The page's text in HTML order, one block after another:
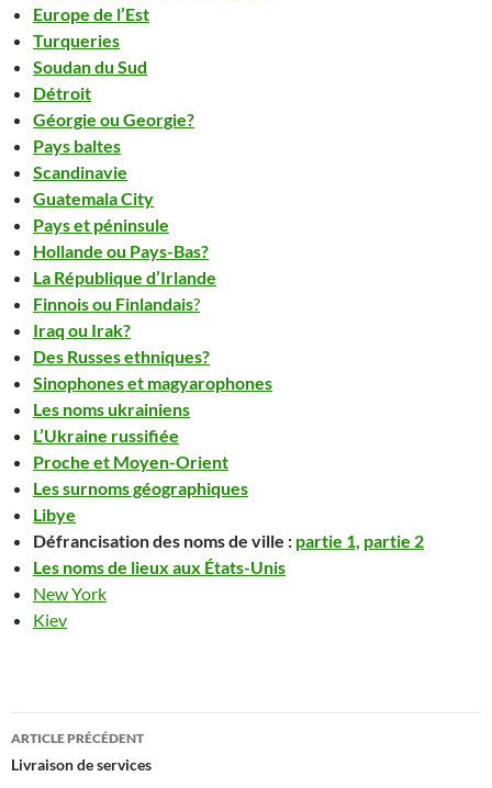
Europe de l’Est
Turqueries
Soudan du Sud
Détroit
Géorgie ou Georgie?
Pays baltes
Scandinavie
Guatemala City
Pays et péninsule
Hollande ou Pays-Bas?
La République d’Irlande
Finnois ou Finlandais?
Iraq ou Irak?
Des Russes ethniques?
Sinophones et magyarophones
Les noms ukrainiens
L’Ukraine russifiée
Proche et Moyen-Orient
Les surnoms géographiques
Libye
Défrancisation des noms de ville : partie 1, partie 2
Les noms de lieux aux États-Unis
New York
Kiev
Navigation
des
ARTICLE PRÉCÉDENT
Livraison de services